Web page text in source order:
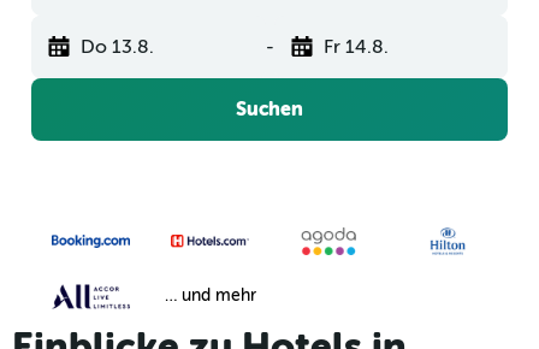
Do 13.8. - Fr 14.8.
Suchen
… und mehr